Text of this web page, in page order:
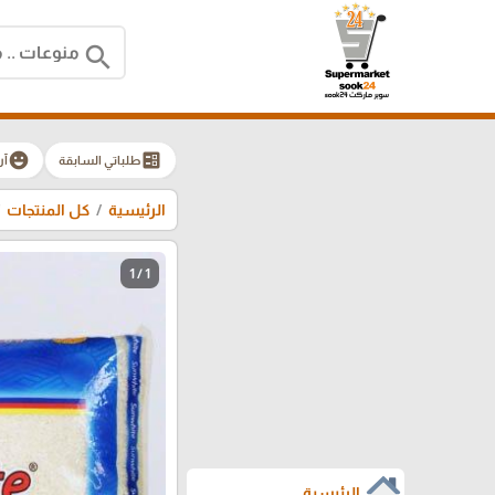
search
ballotطلباتي السابقة emoji_emotions
الرئيسية كل المنتجات
1 / 1